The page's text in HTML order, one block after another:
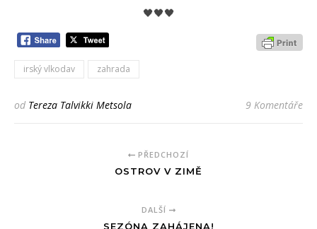
🖤🖤🖤
irský vlkodav zahrada
od Tereza Talvikki Metsola 9 Komentáře
PŘEDCHOZÍ
OSTROV V ZIMĚ
DALŠÍ
SEZÓNA ZAHÁJENA!